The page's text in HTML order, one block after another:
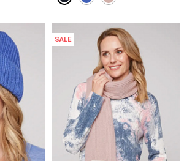
SALE